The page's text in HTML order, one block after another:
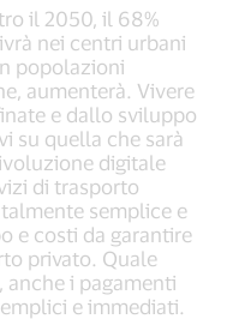
il 2050, il 68%
nei centri urbani
popolazioni
aumenterà. Vivere
e dallo sviluppo
su quella che sarà
digitale
di trasporto
semplice e
e costi da garantire
privato. Quale
i pagamenti
e immediati.